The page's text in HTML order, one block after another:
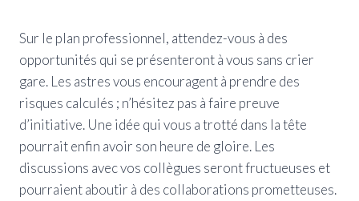
Sur le plan professionnel, attendez-vous à des
opportunités qui se présenteront à vous sans crier
gare. Les astres vous encouragent à prendre des
risques calculés ; n’hésitez pas à faire preuve
d’initiative. Une idée qui vous a trotté dans la tête
pourrait enfin avoir son heure de gloire. Les
discussions avec vos collègues seront fructueuses et
pourraient aboutir à des collaborations prometteuses.